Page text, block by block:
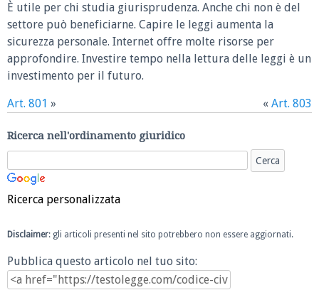
È utile per chi studia giurisprudenza. Anche chi non è del
settore può beneficiarne. Capire le leggi aumenta la
sicurezza personale. Internet offre molte risorse per
approfondire. Investire tempo nella lettura delle leggi è un
investimento per il futuro.
Art. 801 » « Art. 803
Ricerca nell'ordinamento giuridico
Ricerca personalizzata
Disclaimer: gli articoli presenti nel sito potrebbero non essere aggiornati.
Pubblica questo articolo nel tuo sito: